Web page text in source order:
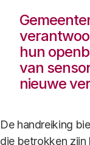
hun
van
nieuwe
De handreiking
die betrokken